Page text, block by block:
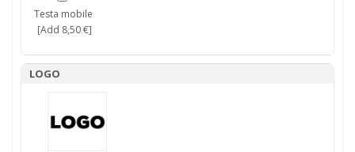
Testa mobile
[Add 8,50 €]
LOGO